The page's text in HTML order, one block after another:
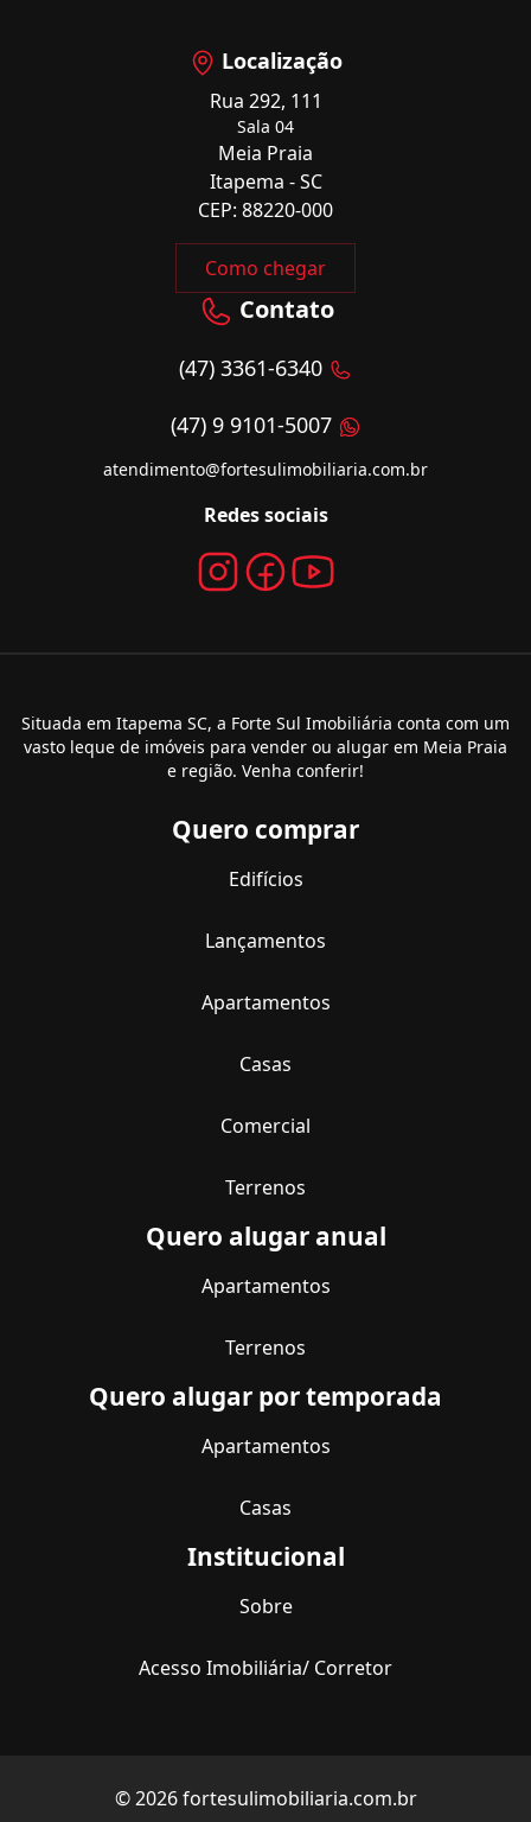
Localização
Rua 292, 111
Sala 04
Meia Praia
Itapema - SC
CEP: 88220-000
Como chegar
Contato
(47) 3361-6340
(47) 9 9101-5007
atendimento@fortesulimobiliaria.com.br
Redes sociais
Situada em Itapema SC, a Forte Sul Imobiliária conta com um
vasto leque de imóveis para vender ou alugar em Meia Praia
e região. Venha conferir!
Quero comprar
Edifícios
Lançamentos
Apartamentos
Casas
Comercial
Terrenos
Quero alugar anual
Apartamentos
Terrenos
Quero alugar por temporada
Apartamentos
Casas
Institucional
Sobre
Acesso Imobiliária/ Corretor
© 2026 fortesulimobiliaria.com.br